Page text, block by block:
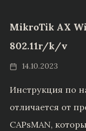
MikroTik AX
802.11r/k/v
14.10.2023
Инструкция по
отличается от
CAPsMAN,